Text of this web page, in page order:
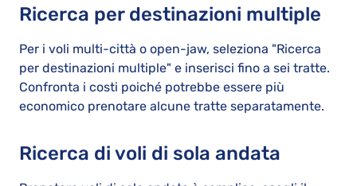
Ricerca per destinazioni multiple
Per i voli multi-città o open-jaw, seleziona "Ricerca
per destinazioni multiple" e inserisci fino a sei tratte.
Confronta i costi poiché potrebbe essere più
economico prenotare alcune tratte separatamente.
Ricerca di voli di sola andata